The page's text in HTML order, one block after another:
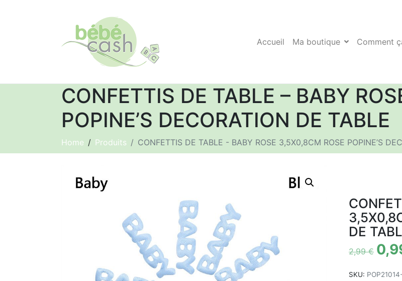
Accueil Ma boutique Comment
CONFETTIS DE TABLE – BABY
POPINE’S DECORATION DE TABLE
Home Produits CONFETTIS DE TABLE - BABY ROSE 3,5X0,8CM ROSE POPINE’S
DE
2,99€
SKU: